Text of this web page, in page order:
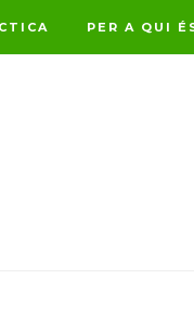
PER A QUI